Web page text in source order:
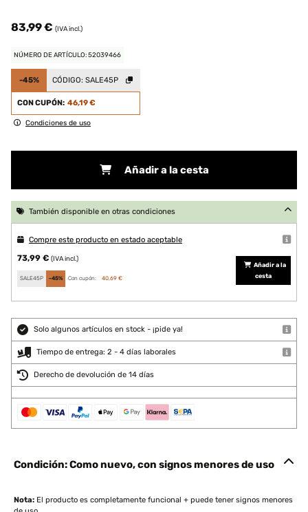
83,99 € (IVA incl.)
NÚMERO DE ARTÍCULO: 52039466
-45% CÓDIGO: SALE45P
CON CUPÓN: 46,19 €
Condiciones de uso
Añadir a la cesta
También disponible en otras condiciones
Compre este producto en estado aceptable
73,99 € (IVA incl.)
SALE45P -45% Con cupón: 40,69 €
Añadir a la
cesta
Solo algunos artículos en stock - ¡pide ya!
Tiempo de entrega: 2 - 4 días laborales
Derecho de devolución de 14 días
Condición: Como nuevo, con signos menores de uso
Nota: El producto es completamente funcional + puede tener signos menores